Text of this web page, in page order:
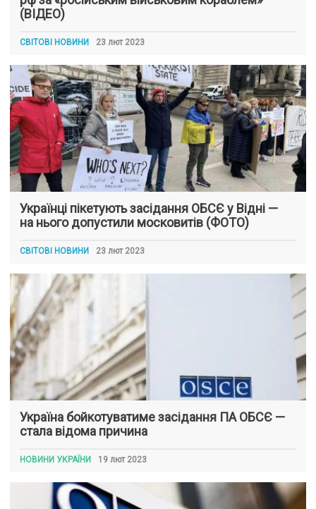
(ВІДЕО)
СВІТОВІ НОВИНИ 23 лют 2023
Українці пікетують засідання ОБСЄ у Відні —
на нього допустили московитів (ФОТО)
СВІТОВІ НОВИНИ 23 лют 2023
Україна бойкотуватиме засідання ПА ОБСЄ —
стала відома причина
НОВИНИ УКРАЇНИ 19 лют 2023